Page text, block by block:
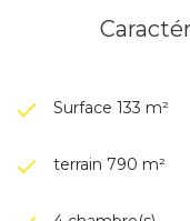
Surface 133 m²
terrain 790 m²